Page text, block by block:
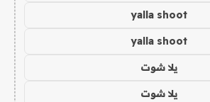
yalla shoot
yalla shoot
يلا شوت
يلا شوت